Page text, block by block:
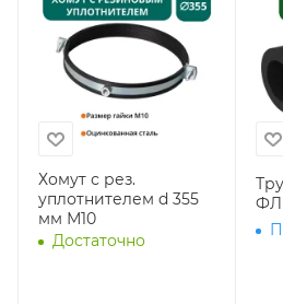
Хомут с рез.
уплотнителем d 355
мм М10
Достаточно